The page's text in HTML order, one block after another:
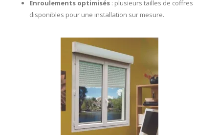
Enroulements optimisés : plusieurs tailles de coffres
disponibles pour une installation sur mesure.